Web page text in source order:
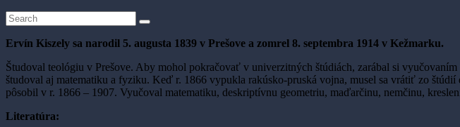
Ervín Kiszely sa narodil 5. augusta 1839 v Prešove a zomrel 8. septembra 1914 v Kežmarku.
Študoval teológiu v Prešove. Aby mohol pokračovať v univerzitných štúdiách, zarábal si
študoval aj matematiku a fyziku. Keď r. 1866 vypukla rakúsko-pruská vojna, musel sa vrátiť zo
pôsobil v r. 1866 – 1907. Vyučoval matematiku, deskriptívnu geometriu, maďarčinu, nemčinu,
Literatúra: